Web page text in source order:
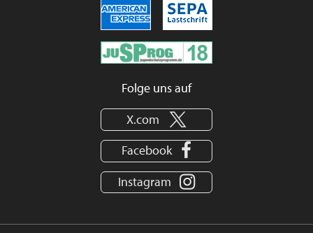
Folge uns auf
X.com
Facebook
Instagram